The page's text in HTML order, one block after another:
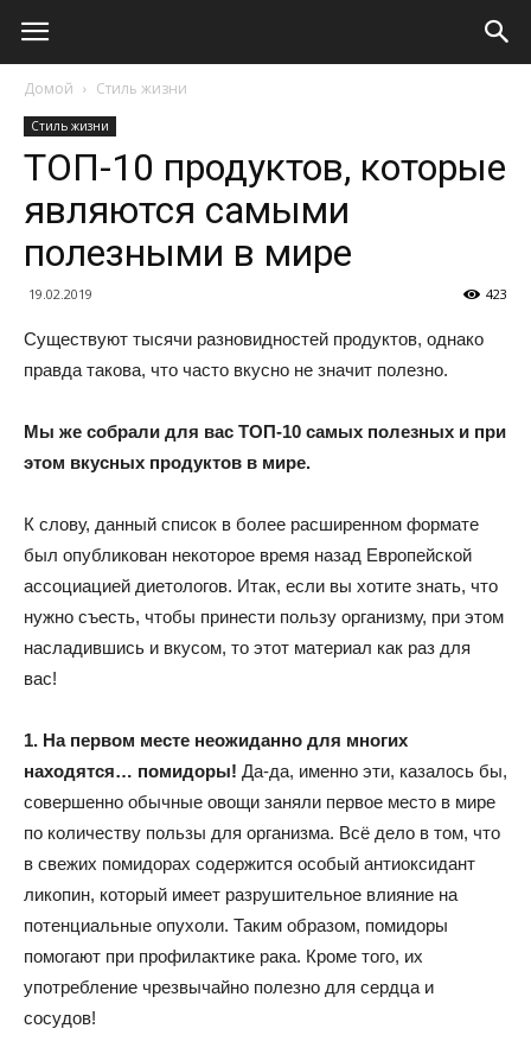
Домой Стиль жизни
Стиль жизни
ТОП-10 продуктов, которые
являются самыми
полезными в мире
19.02.2019 423
Существуют тысячи разновидностей продуктов, однако
правда такова, что часто вкусно не значит полезно.
Мы же собрали для вас ТОП-10 самых полезных и при
этом вкусных продуктов в мире.
К слову, данный список в более расширенном формате
был опубликован некоторое время назад Европейской
ассоциацией диетологов. Итак, если вы хотите знать, что
нужно съесть, чтобы принести пользу организму, при этом
насладившись и вкусом, то этот материал как раз для
вас!
1. На первом месте неожиданно для многих
находятся… помидоры! Да-да, именно эти, казалось бы,
совершенно обычные овощи заняли первое место в мире
по количеству пользы для организма. Всё дело в том, что
в свежих помидорах содержится особый антиоксидант
ликопин, который имеет разрушительное влияние на
потенциальные опухоли. Таким образом, помидоры
помогают при профилактике рака. Кроме того, их
употребление чрезвычайно полезно для сердца и
сосудов!